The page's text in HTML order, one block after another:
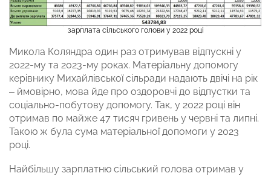
зарплата сільського голови у 2022 році
Микола Коляндра один раз отримував відпускні у
2022-му та 2023-му роках. Матеріальну допомогу
керівнику Михайлівської сільради надають двічі на рік
– ймовірно, мова йде про оздоровчі до відпустки та
соціально-побутову допомогу. Так, у 2022 році він
отримав по майже 47 тисяч гривень у червні та липні.
Такою ж була сума матеріальної допомоги у 2023
році.
Найбільшу зарплатню сільський голова отримав у